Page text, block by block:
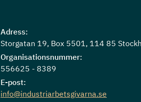
Adress:
Storgatan 19, Box 5501, 114 85
Organisationsnummer:
556625 - 8389
E-post:
info@industriarbetsgivarna.se